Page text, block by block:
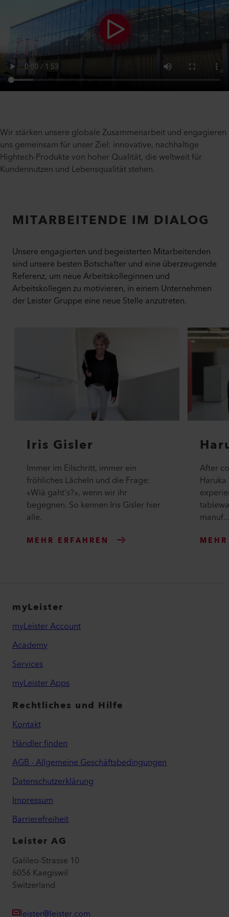
Wir stärken unsere globale Zusammenarbeit und engagieren
uns gemeinsam für unser Ziel: innovative, nachhaltige
Hightech-Produkte von hoher Qualität, die weltweit für
Kundennutzen und Lebensqualität stehen.
MITARBEITENDE IM DIALOG
Unsere engagierten und begeisterten Mitarbeitenden
sind unsere besten Botschafter und eine überzeugende
Referenz, um neue Arbeitskolleginnen und
Arbeitskollegen zu motivieren, in einem Unternehmen
der Leister Gruppe eine neue Stelle anzutreten.
Iris Gisler
Immer im Eilschritt, immer ein
fröhliches Lächeln und die Frage:
«Wiä gaht's?», wenn wir ihr
begegnen. So kennen Iris Gisler hier
alle.
MEHR ERFAHREN
After
myLeister
myLeister Account
Academy
Services
myLeister Apps
Rechtliches und Hilfe
Kontakt
Händler finden
AGB - Allgemeine Geschäftsbedingungen
Datenschutzerklärung
Impressum
Barrierefreiheit
Leister AG
Galileo-Strasse 10
6056 Kaegiswil
Switzerland
leister@leister.com